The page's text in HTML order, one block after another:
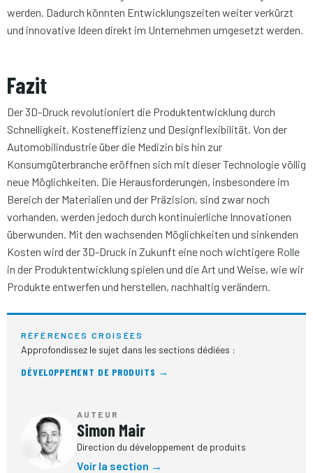
werden. Dadurch könnten Entwicklungszeiten weiter verkürzt
und innovative Ideen direkt im Unternehmen umgesetzt werden.
Fazit
Der 3D-Druck revolutioniert die Produktentwicklung durch
Schnelligkeit, Kosteneffizienz und Designflexibilität. Von der
Automobilindustrie über die Medizin bis hin zur
Konsumgüterbranche eröffnen sich mit dieser Technologie völlig
neue Möglichkeiten. Die Herausforderungen, insbesondere im
Bereich der Materialien und der Präzision, sind zwar noch
vorhanden, werden jedoch durch kontinuierliche Innovationen
überwunden. Mit den wachsenden Möglichkeiten und sinkenden
Kosten wird der 3D-Druck in Zukunft eine noch wichtigere Rolle
in der Produktentwicklung spielen und die Art und Weise, wie wir
Produkte entwerfen und herstellen, nachhaltig verändern.
RÉFÉRENCES CROISÉES
Approfondissez le sujet dans les sections dédiées :
DÉVELOPPEMENT DE PRODUITS →
AUTEUR
Simon Mair
Direction du développement de produits
Voir la section →